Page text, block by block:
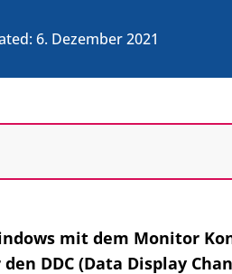
6. Dezember 2021
mit dem Monitor
DDC (Data Display